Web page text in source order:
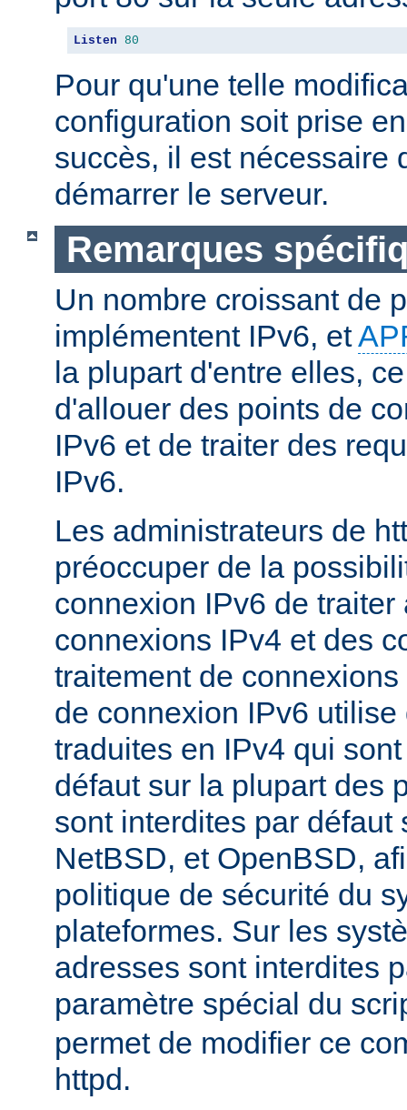
Listen 80
Pour qu'une telle
configuration soit prise
succès, il est nécessaire
démarrer le serveur.
Remarques
Un nombre croissant de
implémentent IPv6, et
la plupart d'entre elles,
d'allouer des points de
IPv6 et de traiter des
IPv6.
Les administrateurs de
préoccuper de la
connexion IPv6 de traiter
connexions IPv4 et des
traitement de
de connexion IPv6
traduites en IPv4 qui
défaut sur la plupart des
sont interdites par défaut
NetBSD, et OpenBSD,
politique de sécurité du
plateformes. Sur les
adresses sont interdites
paramètre spécial du
permet de modifier ce
httpd.